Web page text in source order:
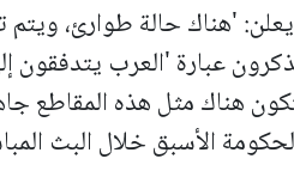
'هناك حالة طوارئ، ويتم
عبارة 'العرب يتدفقون
هناك مثل هذه المقاطع
الأسبق خلال البث